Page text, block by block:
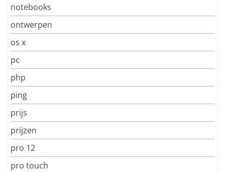
notebooks
ontwerpen
os x
pc
php
ping
prijs
prijzen
pro 12
pro touch